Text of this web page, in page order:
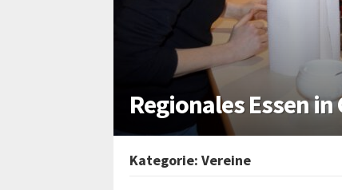
Regionales Essen
Kategorie: Vereine